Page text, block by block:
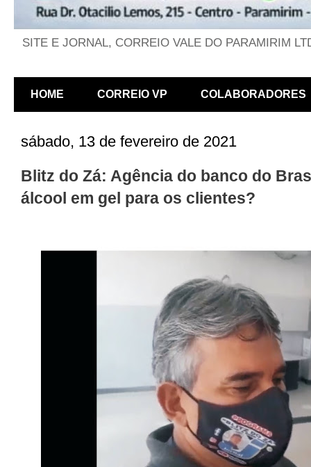
SITE E JORNAL, CORREIO VALE DO PARAMIRIM
HOME CORREIO VP COLABORADORES
sábado, 13 de fevereiro de 2021
Blitz do Zá: Agência do banco do
álcool em gel para os clientes?